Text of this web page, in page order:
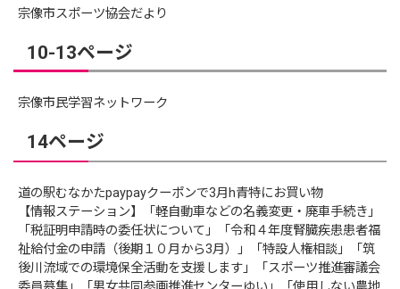
宗像市スポーツ協会だより
10-13ページ
宗像市民学習ネットワーク
14ページ
道の駅むなかたpaypayクーポンで3月h青特にお買い物
【情報ステーション】「軽自動車などの名義変更・廃車手続き」
「税証明申請時の委任状について」「令和４年度腎臓疾患患者福
祉給付金の申請（後期１０月から3月）」「特設人権相談」「筑
後川流域での環境保全活動を支援します」「スポーツ推進審議会